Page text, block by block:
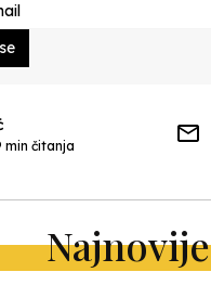
min čitanja
Najnovije